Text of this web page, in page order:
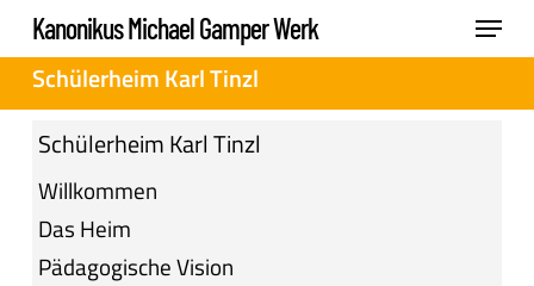
Skip
to
main
content
Kanonikus Michael Gamper Werk Menu
Schülerheim Karl Tinzl
Schülerheim Karl Tinzl
Willkommen
Das Heim
Pädagogische Vision
Menu